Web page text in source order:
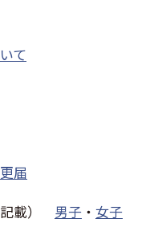
て
届
載） 男子 ・ 女子